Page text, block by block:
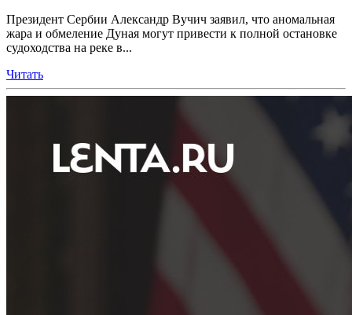
Президент Сербии Александр Вучич заявил, что аномальная
жара и обмеление Дуная могут привести к полной остановке
судоходства на реке в...
Читать